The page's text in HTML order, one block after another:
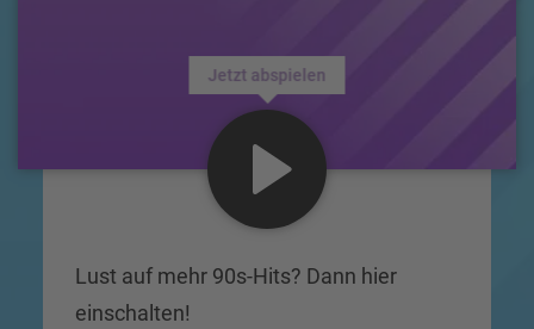
Jetzt abspielen
Lust auf mehr 90s-Hits? Dann hier
einschalten!